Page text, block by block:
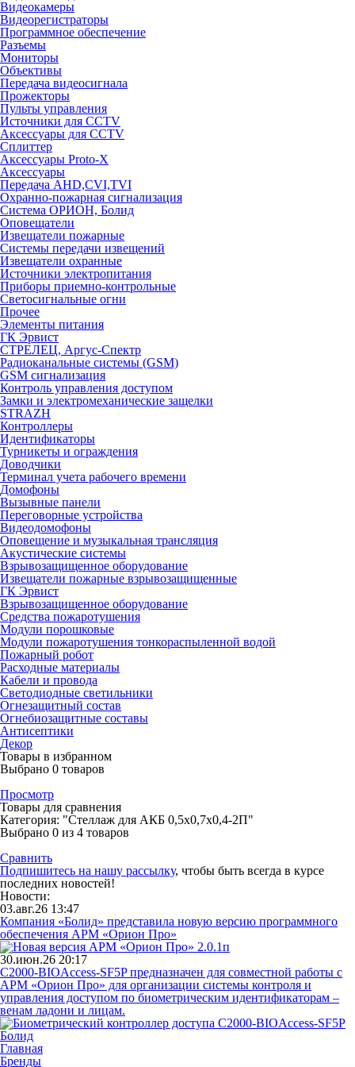
Видеокамеры
Видеорегистраторы
Программное обеспечение
Разъемы
Мониторы
Объективы
Передача видеосигнала
Прожекторы
Пульты управления
Источники для CCTV
Аксессуары для CCTV
Сплиттер
Аксессуары Proto-X
Аксессуары
Передача AHD,CVI,TVI
Охранно-пожарная сигнализация
Система ОРИОН, Болид
Оповещатели
Извещатели пожарные
Системы передачи извещений
Извещатели охранные
Источники электропитания
Приборы приемно-контрольные
Светосигнальные огни
Прочее
Элементы питания
ГК Эрвист
СТРЕЛЕЦ, Аргус-Спектр
Радиоканальные системы (GSM)
GSM сигнализация
Контроль управления доступом
Замки и электромеханические защелки
STRAZH
Контроллеры
Идентификаторы
Турникеты и ограждения
Доводчики
Терминал учета рабочего времени
Домофоны
Вызывные панели
Переговорные устройства
Видеодомофоны
Оповещение и музыкальная трансляция
Акустические системы
Взрывозащищенное оборудование
Извещатели пожарные взрывозащищенные
ГК Эрвист
Взрывозащищенное оборудование
Средства пожаротушения
Модули порошковые
Модули пожаротушения тонкораспыленной водой
Пожарный робот
Расходные материалы
Кабели и провода
Светодиодные светильники
Огнезащитный состав
Огнебиозащитные составы
Антисептики
Декор
Товары в избранном
Выбрано 0 товаров
Просмотр
Товары для сравнения
Категория: "Стеллаж для АКБ 0,5х0,7х0,4-2П"
Выбрано 0 из 4 товаров
Сравнить
Подпишитесь на нашу рассылку, чтобы быть всегда в курсе
последних новостей!
Новости:
03.авг.26 13:47
Компания «Болид» представила новую версию программного
обеспечения АРМ «Орион Про»
30.июн.26 20:17
С2000-BIOAccess-SF5P предназначен для совместной работы с
АРМ «Орион Про» для организации системы контроля и
управления доступом по биометрическим идентификаторам –
венам ладони и лицам.
Главная
Бренды